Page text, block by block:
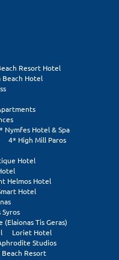
Resort Hotel
Hotel
Nymfes Hotel & Spa
4* High Mill Paros
Hotel
Helmos Hotel
Hotel
Syros
(Elaionas Tis Geras)
Loriet Hotel
Studios
Beach Resort